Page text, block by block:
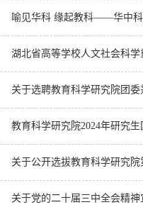
喻见华科 缘起教科——华中科
湖北省高等学校人文社会科
关于选聘教育科学研究院团
教育科学研究院2024年研究
关于公开选拔教育科学研究
关于党的二十届三中全会精神